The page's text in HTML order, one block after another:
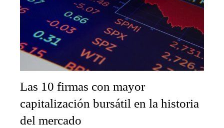
Las 10 firmas con mayor
capitalización bursátil en la historia
del mercado